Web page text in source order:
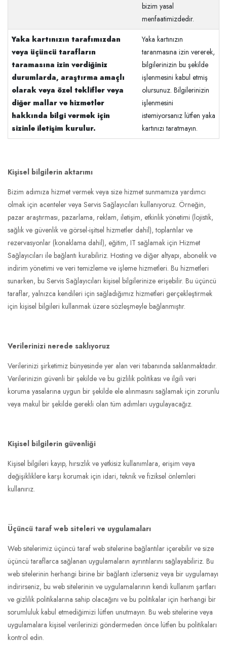
bizim yasal
menfaatimizdedir.
Yaka kartınızın tarafımızdan
veya üçüncü tarafların
taramasına izin verdiğiniz
durumlarda, araştırma amaçlı
olarak veya özel teklifler veya
diğer mallar ve hizmetler
hakkında bilgi vermek için
sizinle iletişim kurulur.
Yaka kartınızın
taranmasına izin vererek,
bilgilerinizin bu şekilde
işlenmesini kabul etmiş
olursunuz. Bilgilerinizin
işlenmesini
istemiyorsanız lütfen yaka
kartınızı taratmayın.
Kişisel bilgilerin aktarımı
Bizim adımıza hizmet vermek veya size hizmet sunmamıza yardımcı
olmak için acenteler veya Servis Sağlayıcıları kullanıyoruz. Örneğin,
pazar araştırması, pazarlama, reklam, iletişim, etkinlik yönetimi (lojistik,
sağlık ve güvenlik ve görsel-işitsel hizmetler dahil), toplantılar ve
rezervasyonlar (konaklama dahil), eğitim, IT sağlamak için Hizmet
Sağlayıcıları ile bağlantı kurabiliriz. Hosting ve diğer altyapı, abonelik ve
indirim yönetimi ve veri temizleme ve işleme hizmetleri. Bu hizmetleri
sunarken, bu Servis Sağlayıcıları kişisel bilgilerinize erişebilir. Bu üçüncü
taraflar, yalnızca kendileri için sağladığımız hizmetleri gerçekleştirmek
için kişisel bilgileri kullanmak üzere sözleşmeyle bağlanmıştır.
Verilerinizi nerede saklıyoruz
Verilerinizi şirketimiz bünyesinde yer alan veri tabanında saklanmaktadır.
Verilerinizin güvenli bir şekilde ve bu gizlilik politikası ve ilgili veri
koruma yasalarına uygun bir şekilde ele alınmasını sağlamak için zorunlu
veya makul bir şekilde gerekli olan tüm adımları uygulayacağız.
Kişisel bilgilerin güvenliği
Kişisel bilgileri kayıp, hırsızlık ve yetkisiz kullanımlara, erişim veya
değişikliklere karşı korumak için idari, teknik ve fiziksel önlemleri
kullanırız.
Üçüncü taraf web siteleri ve uygulamaları
Web sitelerimiz üçüncü taraf web sitelerine bağlantılar içerebilir ve size
üçüncü taraflarca sağlanan uygulamaların ayrıntılarını sağlayabiliriz. Bu
web sitelerinin herhangi birine bir bağlantı izlerseniz veya bir uygulamayı
indirirseniz, bu web sitelerinin ve uygulamalarının kendi kullanım şartları
ve gizlilik politikalarına sahip olacağını ve bu politikalar için herhangi bir
sorumluluk kabul etmediğimizi lütfen unutmayın. Bu web sitelerine veya
uygulamalara kişisel verilerinizi göndermeden önce lütfen bu politikaları
kontrol edin.